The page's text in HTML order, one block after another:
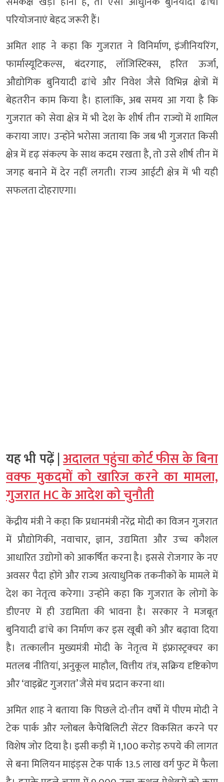
परियोजनाएं बेहद जरूरी हैं।
अमित शाह ने कहा कि गुजरात ने विनिर्माण, इंजीनियरिंग,
फार्मास्यूटिकल्स, बंदरगाह, लॉजिस्टिक्स, हरित ऊर्जा,
औद्योगिक बुनियादी ढांचे और निवेश जैसे विभिन्न क्षेत्रों में
बेहतरीन काम किया है। हालांकि, अब समय आ गया है कि
गुजरात को सेवा क्षेत्र में भी देश के शीर्ष तीन राज्यों में शामिल
कराया जाए। उन्होंने भरोसा जताया कि जब भी गुजरात किसी
क्षेत्र में दृढ़ संकल्प के साथ कदम रखता है, तो उसे शीर्ष तीन में
जगह बनाने में देर नहीं लगती। राज्य आईटी क्षेत्र में भी यही
सफलता दोहराएगा।
यह भी पढ़ें |अदालत पहुंचा कोर्ट फीस के बिना
वक्फ मुकदमों को खारिज करने का मामला,
गुजरात HC के आदेश को चुनौती
केंद्रीय मंत्री ने कहा कि प्रधानमंत्री नरेंद्र मोदी का विजन गुजरात
में प्रौद्योगिकी, नवाचार, ज्ञान, उद्यमिता और उच्च कौशल
आधारित उद्योगों को आकर्षित करना है। इससे रोजगार के नए
अवसर पैदा होंगे और राज्य अत्याधुनिक तकनीकों के मामले में
देश का नेतृत्व करेगा। उन्होंने कहा कि गुजरात के लोगों के
डीएनए में ही उद्यमिता की भावना है। सरकार ने मजबूत
बुनियादी ढांचे का निर्माण कर इस खूबी को और बढ़ावा दिया
है। तत्कालीन मुख्यमंत्री मोदी के नेतृत्व में इंफ्रास्ट्रक्चर का
मतलब नीतियां, अनुकूल माहौल, वित्तीय तंत्र, सक्रिय दृष्टिकोण
और ‘वाइब्रेंट गुजरात’ जैसे मंच प्रदान करना था।
अमित शाह ने बताया कि पिछले दो-तीन वर्षों में पीएम मोदी ने
टेक पार्क और ग्लोबल कैपेबिलिटी सेंटर विकसित करने पर
विशेष जोर दिया है। इसी कड़ी में 1,100 करोड़ रुपये की लागत
से बना मिलियन माइंड्स टेक पार्क 13.5 लाख वर्ग फुट में फैला